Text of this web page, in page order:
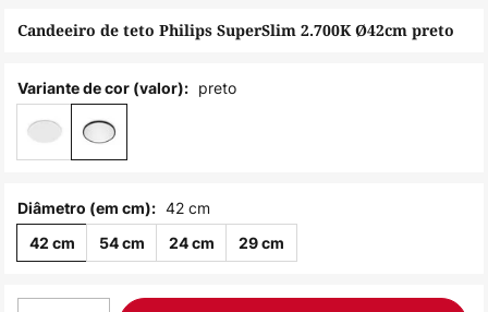
da
de
imagens
Candeeiro de teto Philips SuperSlim 2.700K Ø42cm preto
Variante de cor (valor): preto
Diâmetro (em cm): 42 cm
42 cm 54 cm 24 cm 29 cm